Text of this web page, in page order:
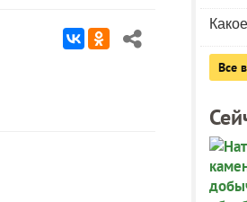
Все